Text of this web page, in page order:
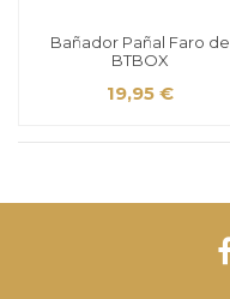
Bañador Pañal Faro de
BTBOX
19,95 €